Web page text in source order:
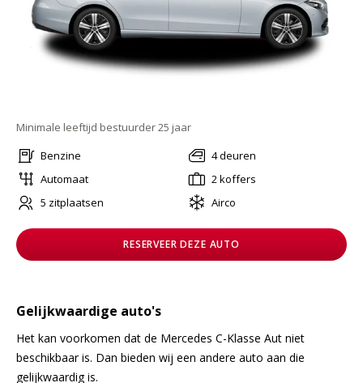
Minimale leeftijd bestuurder 25 jaar
Benzine
Automaat
5 zitplaatsen
4 deuren
2 koffers
Airco
RESERVEER DEZE AUTO
Gelijkwaardige auto's
Het kan voorkomen dat de Mercedes C-Klasse Aut niet
beschikbaar is. Dan bieden wij een andere auto aan die
gelijkwaardig is.